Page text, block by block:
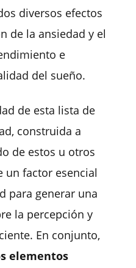
diversos efectos
de la ansiedad y el
e
del sueño.
de esta lista de
construida a
de estos u otros
un factor esencial
para generar una
la percepción y
En conjunto,
elementos